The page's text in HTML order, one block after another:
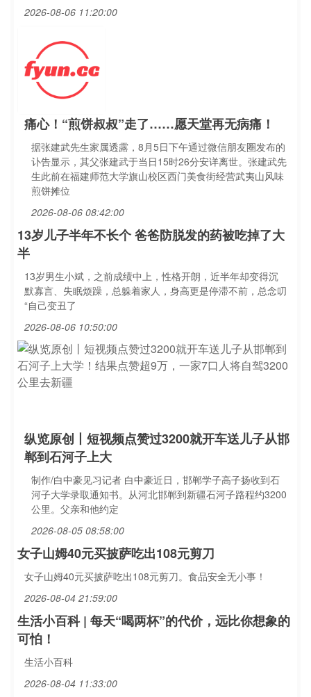
2026-08-06 11:20:00
痛心！“煎饼叔叔”走了……愿天堂再无病痛！
据张建武先生家属透露，8月5日下午通过微信朋友圈发布的
讣告显示，其父张建武于当日15时26分安详离世。张建武先
生此前在福建师范大学旗山校区西门美食街经营武夷山风味
煎饼摊位
2026-08-06 08:42:00
13岁儿子半年不长个 爸爸防脱发的药被吃掉了大
半
13岁男生小斌，之前成绩中上，性格开朗，近半年却变得沉
默寡言、失眠烦躁，总躲着家人，身高更是停滞不前，总念叨
“自己变丑了
2026-08-06 10:50:00
纵览原创丨短视频点赞过3200就开车送儿子从邯
郸到石河子上大
制作/白中豪见习记者 白中豪近日，邯郸学子高子扬收到石
河子大学录取通知书。从河北邯郸到新疆石河子路程约3200
公里。父亲和他约定
2026-08-05 08:58:00
女子山姆40元买披萨吃出108元剪刀
女子山姆40元买披萨吃出108元剪刀。食品安全无小事！
2026-08-04 21:59:00
生活小百科 | 每天“喝两杯”的代价，远比你想象的
可怕！
生活小百科
2026-08-04 11:33:00